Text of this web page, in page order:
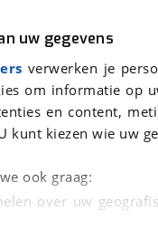
uw gegevens
verwerken je
om informatie op
en content,
kunt kiezen wie uw
ook graag:
over uw